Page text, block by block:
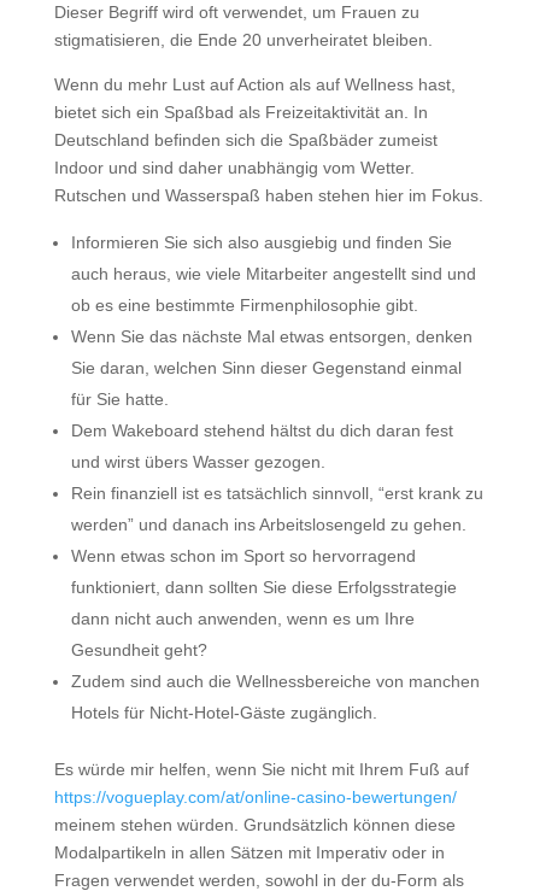
Dieser Begriff wird oft verwendet, um Frauen zu
stigmatisieren, die Ende 20 unverheiratet bleiben.
Wenn du mehr Lust auf Action als auf Wellness hast,
bietet sich ein Spaßbad als Freizeitaktivität an. In
Deutschland befinden sich die Spaßbäder zumeist
Indoor und sind daher unabhängig vom Wetter.
Rutschen und Wasserspaß haben stehen hier im Fokus.
Informieren Sie sich also ausgiebig und finden Sie
auch heraus, wie viele Mitarbeiter angestellt sind und
ob es eine bestimmte Firmenphilosophie gibt.
Wenn Sie das nächste Mal etwas entsorgen, denken
Sie daran, welchen Sinn dieser Gegenstand einmal
für Sie hatte.
Dem Wakeboard stehend hältst du dich daran fest
und wirst übers Wasser gezogen.
Rein finanziell ist es tatsächlich sinnvoll, “erst krank zu
werden” und danach ins Arbeitslosengeld zu gehen.
Wenn etwas schon im Sport so hervorragend
funktioniert, dann sollten Sie diese Erfolgsstrategie
dann nicht auch anwenden, wenn es um Ihre
Gesundheit geht?
Zudem sind auch die Wellnessbereiche von manchen
Hotels für Nicht-Hotel-Gäste zugänglich.
Es würde mir helfen, wenn Sie nicht mit Ihrem Fuß auf
https://vogueplay.com/at/online-casino-bewertungen/
meinem stehen würden. Grundsätzlich können diese
Modalpartikeln in allen Sätzen mit Imperativ oder in
Fragen verwendet werden, sowohl in der du-Form als